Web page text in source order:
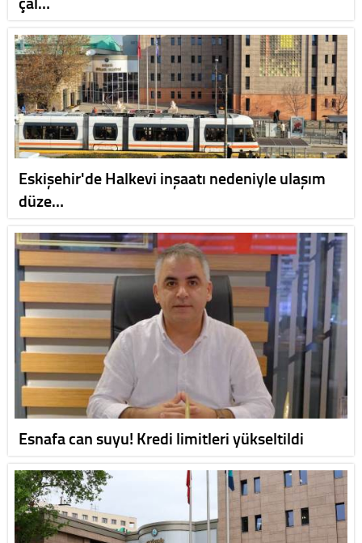
Eskişehir'de Halkevi inşaatı nedeniyle ulaşım
düze…
Esnafa can suyu! Kredi limitleri yükseltildi